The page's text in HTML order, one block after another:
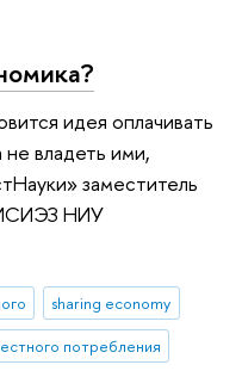
идея оплачивать
владеть ими,
заместитель
НИУ
sharing economy
потребления